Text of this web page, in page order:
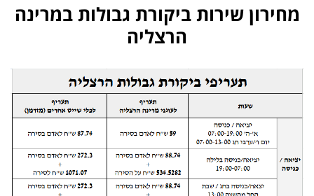
מחירון שירות ביקורת גבולות במרינה
הרצליה